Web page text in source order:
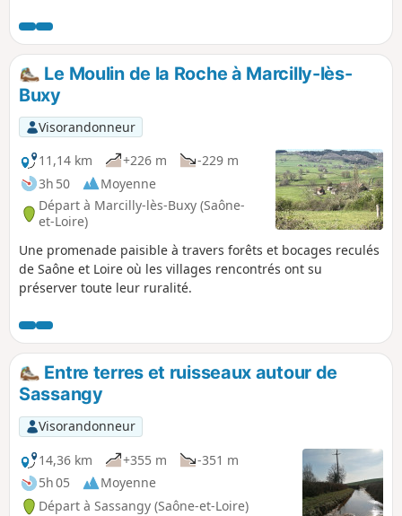
naturelles d'intérêt écologique, faunistique et floristique
(ZNIEFF). Les moines de l'abbaye de Cluny ont parsemé les
villages d'églises romanes. Le site classé du belvédère de
Mont-Saint-Vincent nous sert de point de mire et offre un
panorama à 360°.
Le Moulin de la Roche à Marcilly-lès-
Buxy
Visorandonneur
11,14 km
+226 m
-229 m
3h 50
Moyenne
Départ à Marcilly-lès-Buxy (Saône-
et-Loire)
Une promenade paisible à travers forêts et bocages reculés
de Saône et Loire où les villages rencontrés ont su
préserver toute leur ruralité.
Entre terres et ruisseaux autour de
Sassangy
Visorandonneur
14,36 km
+355 m
-351 m
5h 05
Moyenne
Départ à Sassangy (Saône-et-Loire)